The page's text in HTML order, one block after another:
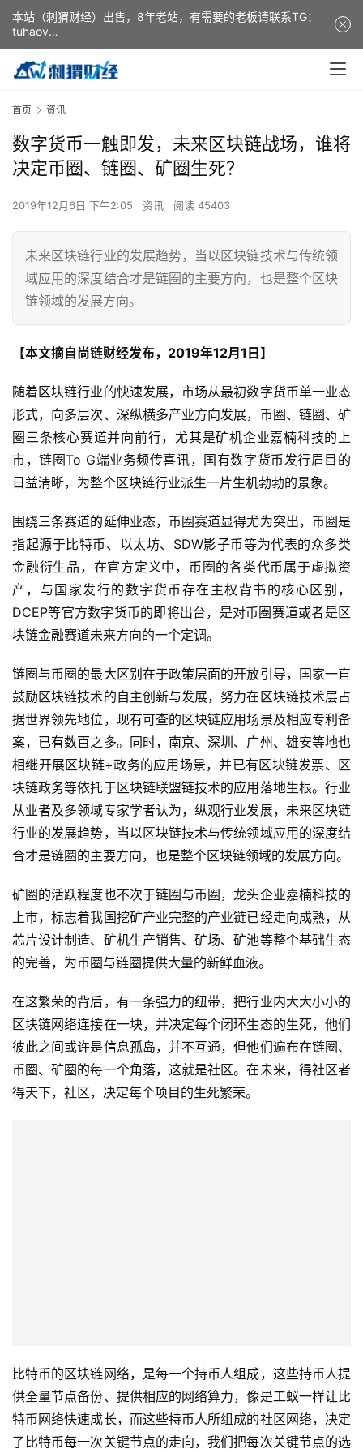
首页 资讯
数字货币一触即发，未来区块链战场，谁将
决定币圈、链圈、矿圈生死？
2019年12月6日 下午2:05 资讯 阅读 45403
未来区块链行业的发展趋势，当以区块链技术与传统领
域应用的深度结合才是链圈的主要方向，也是整个区块
链领域的发展方向。
【本文摘自尚链财经发布， 2019年12月1日】
随着区块链行业的快速发展，市场从最初数字货币单一业态
形式，向多层次、深纵横多产业方向发展，币圈、链圈、矿
圈三条核心赛道并向前行，尤其是矿机企业嘉楠科技的上
市，链圈To G端业务频传喜讯，国有数字货币发行眉目的
日益清晰，为整个区块链行业派生一片生机勃勃的景象。
围绕三条赛道的延伸业态，币圈赛道显得尤为突出，币圈是
指起源于比特币、以太坊、 SDW影子币等为代表的众多类
金融衍生品，在官方定义中，币圈的各类代币属于虚拟资
产，与国家发行的数字货币存在主权背书的核心区别，
DCEP等官方数字货币的即将出台，是对币圈赛道或者是区
块链金融赛道未来方向的一个定调。
链圈与币圈的最大区别在于政策层面的开放引导，国家一直
鼓励区块链技术的自主创新与发展，努力在区块链技术层占
据世界领先地位，现有可查的区块链应用场景及相应专利备
案，已有数百之多。同时，南京、深圳、广州、雄安等地也
相继开展区块链+政务的应用场景，并已有区块链发票、区
块链政务等依托于区块链联盟链技术的应用落地生根。行业
从业者及多领域专家学者认为，纵观行业发展，未来区块链
行业的发展趋势，当以区块链技术与传统领域应用的深度结
合才是链圈的主要方向，也是整个区块链领域的发展方向。
矿圈的活跃程度也不次于链圈与币圈，龙头企业嘉楠科技的
上市，标志着我国挖矿产业完整的产业链已经走向成熟，从
芯片设计制造、矿机生产销售、矿场、矿池等整个基础生态
的完善，为币圈与链圈提供大量的新鲜血液。
在这繁荣的背后，有一条强力的纽带，把行业内大大小小的
区块链网络连接在一块，并决定每个闭环生态的生死，他们
彼此之间或许是信息孤岛，并不互通，但他们遍布在链圈、
币圈、矿圈的每一个角落，这就是社区。在未来，得社区者
得天下，社区，决定每个项目的生死繁荣。
社区、SDW影子币社区等等，都有着无可争议的项目主
权。
本站（刺猬财经）出售，8年老站，有需要的老板请联系TG：
tuhaov
This website (ciweicaijing) is for sale. It is a 8-year-old
website. If you need it, please contact TG: tuhaov